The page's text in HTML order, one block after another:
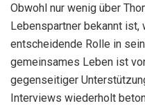
Obwohl nur wenig über
Lebenspartner bekannt
entscheidende Rolle in
gemeinsames Leben ist
gegenseitiger
Interviews wiederholt